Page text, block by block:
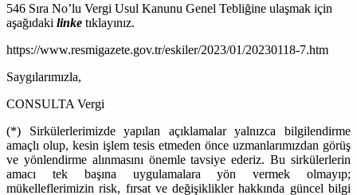
546 Sıra No’lu Vergi Usul Kanunu Genel Tebliğine ulaşmak için
aşağıdaki linke tıklayınız.
https://www.resmigazete.gov.tr/eskiler/2023/01/20230118-7.htm
Saygılarımızla,
CONSULTA Vergi
(*) Sirkülerlerimizde yapılan açıklamalar yalnızca bilgilendirme
amaçlı olup, kesin işlem tesis etmeden önce uzmanlarımızdan görüş
ve yönlendirme alınmasını önemle tavsiye ederiz. Bu sirkülerlerin
amacı tek başına uygulamalara yön vermek olmayıp;
mükelleflerimizin risk, fırsat ve değişiklikler hakkında güncel bilgi